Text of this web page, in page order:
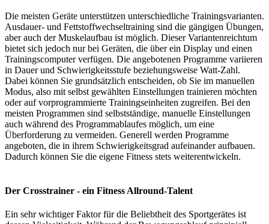
Die meisten Geräte unterstützen unterschiedliche Trainingsvarianten.
Ausdauer- und Fettstoffwechseltraining sind die gängigen Übungen,
aber auch der Muskelaufbau ist möglich. Dieser Variantenreichtum
bietet sich jedoch nur bei Geräten, die über ein Display und einen
Trainingscomputer verfügen. Die angebotenen Programme variieren
in Dauer und Schwierigkeitsstufe beziehungsweise Watt-Zahl.
Dabei können Sie grundsätzlich entscheiden, ob Sie im manuellen
Modus, also mit selbst gewählten Einstellungen trainieren möchten
oder auf vorprogrammierte Trainingseinheiten zugreifen. Bei den
meisten Programmen sind selbstständige, manuelle Einstellungen
auch während des Programmablaufes möglich, um eine
Überforderung zu vermeiden. Generell werden Programme
angeboten, die in ihrem Schwierigkeitsgrad aufeinander aufbauen.
Dadurch können Sie die eigene Fitness stets weiterentwickeln.
Der Crosstrainer - ein Fitness Allround-Talent
Ein sehr wichtiger Faktor für die Beliebtheit des Sportgerätes ist